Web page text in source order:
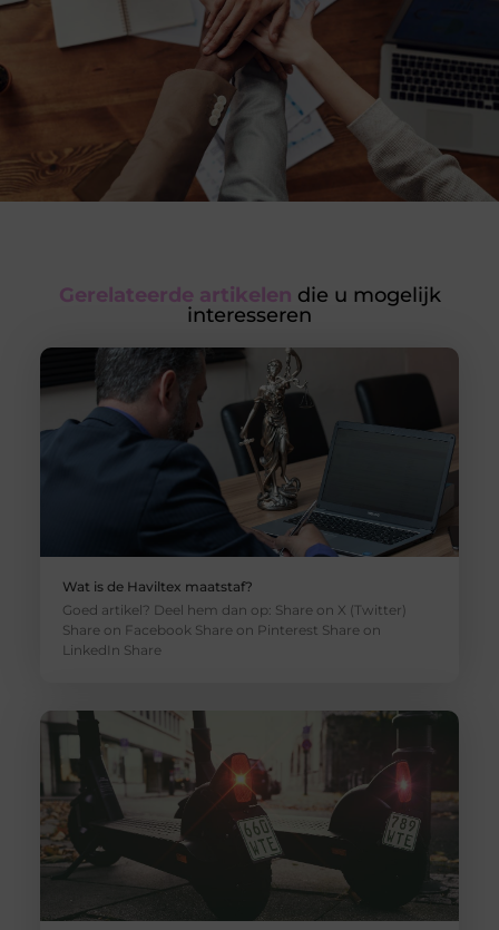
Gerelateerde artikelen die u mogelijk
interesseren
Wat is de Haviltex maatstaf?
Goed artikel? Deel hem dan op: Share on X (Twitter)
Share on Facebook Share on Pinterest Share on
LinkedIn Share